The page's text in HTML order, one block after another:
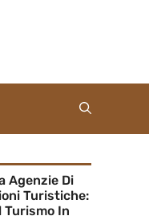
Agenzie Di
Turistiche:
Turismo In